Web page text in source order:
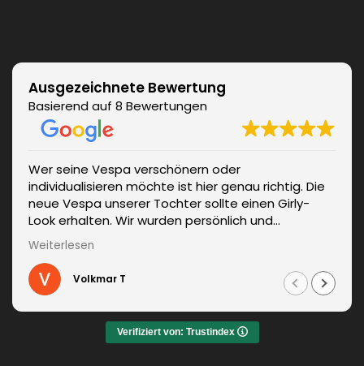
Ausgezeichnete Bewertung
Basierend auf 8 Bewertungen
Wer seine Vespa verschönern oder
individualisieren möchte ist hier genau richtig. Die
neue Vespa unserer Tochter sollte einen Girly-
Look erhalten. Wir wurden persönlich und
kompetent beraten. Die Lieferung erfolgte
unverzüglich. Weitere Änderungen waren auch kein
Problem und wurden sofort umgesetzt.
Informationen zum fachgerechten Anbringen sind
Das Ergebnis war jeden Euro wert. Vielen Dank!
Weiterlesen
Volkmar T
Verifiziert von: Trustindex